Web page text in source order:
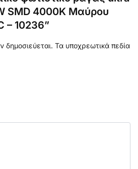
SMD 4000K Μαύρου
– 10236”
δημοσιεύεται. Τα υποχρεωτικά πεδία